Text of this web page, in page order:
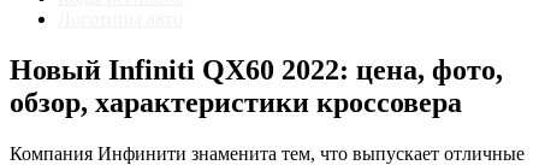
Новый Infiniti QX60 2022: цена, фото,
обзор, характеристики кроссовера
Компания Инфинити знаменита тем, что выпускает отличные